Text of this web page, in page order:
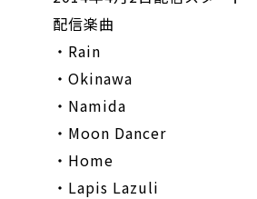
配信楽曲
・Rain
・Okinawa
・Namida
・Moon Dancer
・Home
・Lapis Lazuli